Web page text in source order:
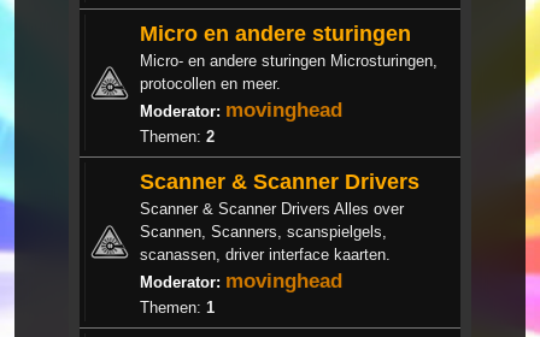
Micro en andere sturingen
Micro- en andere sturingen Microsturingen,
protocollen en meer.
Moderator: movinghead
Themen: 2
Scanner & Scanner Drivers
Scanner & Scanner Drivers Alles over
Scannen, Scanners, scanspielgels,
scanassen, driver interface kaarten.
Moderator: movinghead
Themen: 1